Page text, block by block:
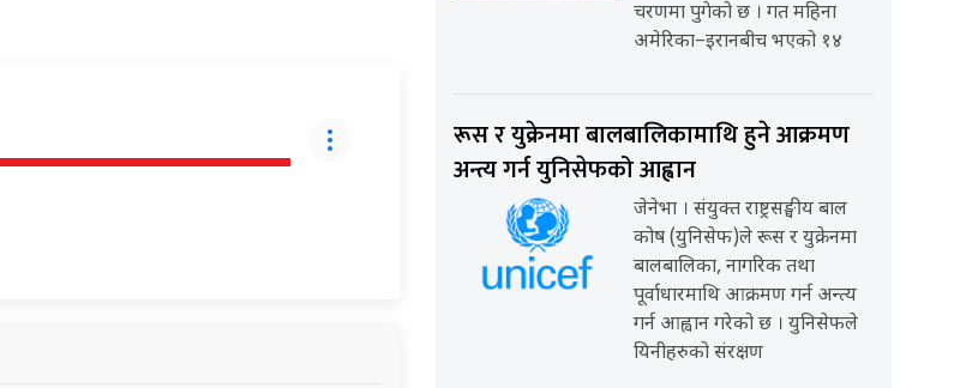
चरणमा पुगेको छ । गत महिना
अमेरिका–इरानबीच भएको १४
रूस र युक्रेनमा बालबालिकामाथि हुने आक्रमण
अन्त्य गर्न युनिसेफको आह्वान
जेनेभा । संयुक्त राष्ट्रसङ्घीय बाल
कोष (युनिसेफ)ले रूस र युक्रेनमा
बालबालिका, नागरिक तथा
पूर्वाधारमाथि आक्रमण गर्न अन्त्य
गर्न आह्वान गरेको छ । युनिसेफले
यिनीहरुको संरक्षण